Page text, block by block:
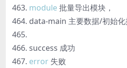
module批量导出模块，
data-main 主要数据/初始化
success 成功
error 失败